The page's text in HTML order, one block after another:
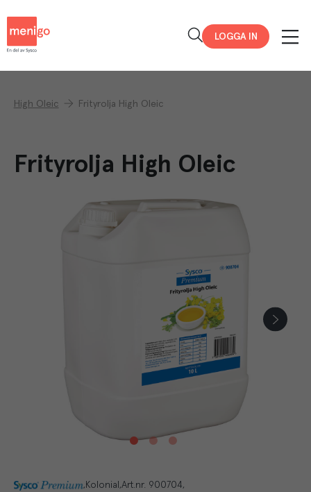
LOGGA IN
High Oleic Frityrolja High Oleic
Frityrolja High Oleic
Kolonial Art.nr. 900704